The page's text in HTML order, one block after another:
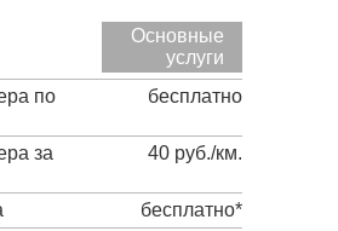
Основные
услуги
по
бесплатно
за
40 руб./км.
бесплатно*